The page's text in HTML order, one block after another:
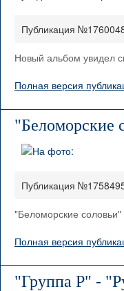
Публикация
Новый альбом увидел
Полная версия
"Беломорские
Публикация
"Беломорские соловьи"
Полная версия
"Группа Р" -